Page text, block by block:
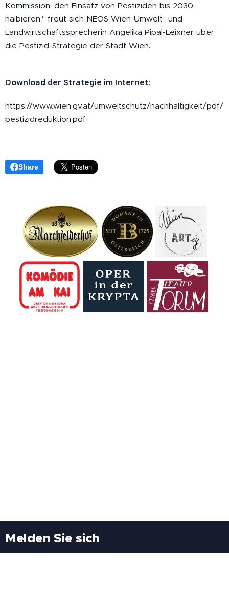
Kommission, den Einsatz von Pestiziden bis 2030
halbieren," freut sich NEOS Wien Umwelt- und
Landwirtschaftssprecherin Angelika Pipal-Leixner über
die Pestizid-Strategie der Stadt Wien.​
Download der Strategie im Internet:
https://www.wien.gv.at/umweltschutz/nachhaltigkeit/pdf/
pestizidreduktion.pdf
Share
Melden Sie sich